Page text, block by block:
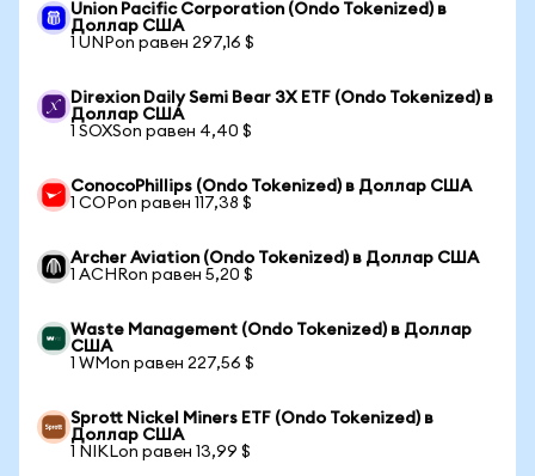
Union Pacific Corporation (Ondo Tokenized) в
Доллар США
1 UNPon равен 297,16 $
Direxion Daily Semi Bear 3X ETF (Ondo Tokenized) в
Доллар США
1 SOXSon равен 4,40 $
ConocoPhillips (Ondo Tokenized) в Доллар США
1 COPon равен 117,38 $
Archer Aviation (Ondo Tokenized) в Доллар США
1 ACHRon равен 5,20 $
Waste Management (Ondo Tokenized) в Доллар
США
1 WMon равен 227,56 $
Sprott Nickel Miners ETF (Ondo Tokenized) в
Доллар США
1 NIKLon равен 13,99 $